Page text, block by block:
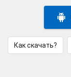
Как скачать?